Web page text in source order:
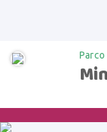
Parco